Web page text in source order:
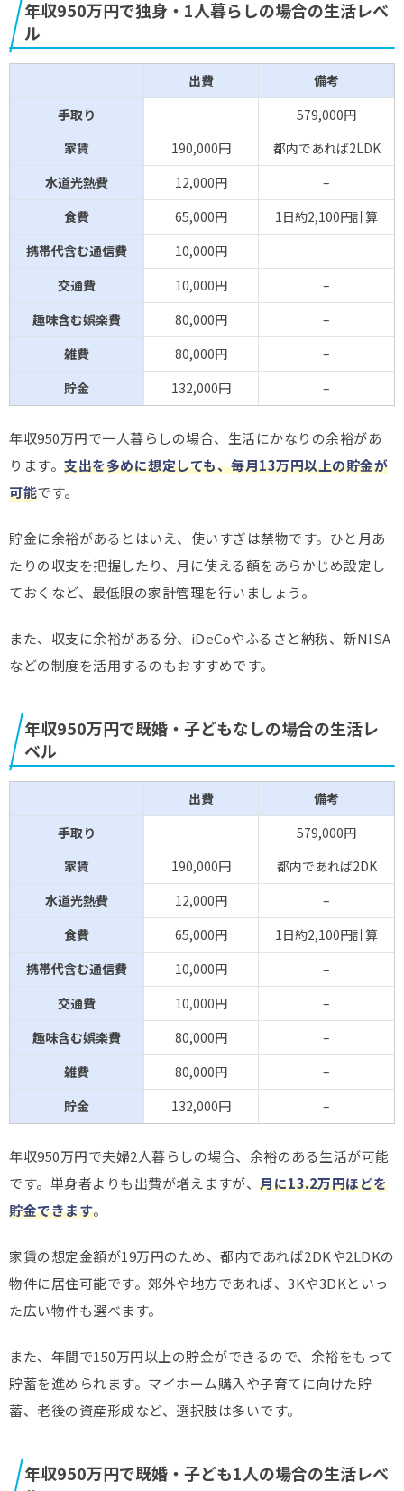
年収950万円で独身・1人暮らしの場合の生活レベ
ル
出費
備考
手取り
‐
579,000円
家賃
190,000円
都内であれば2LDK
水道光熱費
12,000円
–
食費
65,000円
1日約2,100円計算
携帯代含む通信費
10,000円
交通費
10,000円
–
趣味含む娯楽費
80,000円
–
雑費
80,000円
–
貯金
132,000円 –
年収950万円で一人暮らしの場合、生活にかなりの余裕があ
ります。 支出を多めに想定しても、毎月13万円以上の貯金が
可能です。
貯金に余裕があるとはいえ、使いすぎは禁物です。ひと月あ
たりの収支を把握したり、月に使える額をあらかじめ設定し
ておくなど、最低限の家計管理を行いましょう。
また、収支に余裕がある分、iDeCoやふるさと納税、新NISA
などの制度を活用するのもおすすめです。
年収950万円で既婚・子どもなしの場合の生活レ
ベル
出費
備考
手取り
‐
579,000円
家賃
190,000円
都内であれば2DK
水道光熱費
12,000円
–
食費
65,000円
1日約2,100円計算
携帯代含む通信費
10,000円
–
交通費
10,000円
–
趣味含む娯楽費
80,000円
–
雑費
80,000円
–
貯金
132,000円 –
年収950万円で夫婦2人暮らしの場合、余裕のある生活が可能
です。単身者よりも出費が増えますが、 月に13.2万円ほどを
貯金できます。
家賃の想定金額が19万円のため、都内であれば2DKや2LDKの
物件に居住可能です。郊外や地方であれば、3Kや3DKといっ
た広い物件も選べます。
また、年間で150万円以上の貯金ができるので、余裕をもって
貯蓄を進められます。マイホーム購入や子育てに向けた貯
蓄、老後の資産形成など、選択肢は多いです。
年収950万円で既婚・子ども1人の場合の生活レベ